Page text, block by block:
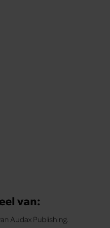
van:
Audax Publishing.